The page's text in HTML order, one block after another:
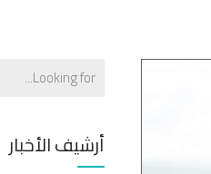
أرشيف الأخبار